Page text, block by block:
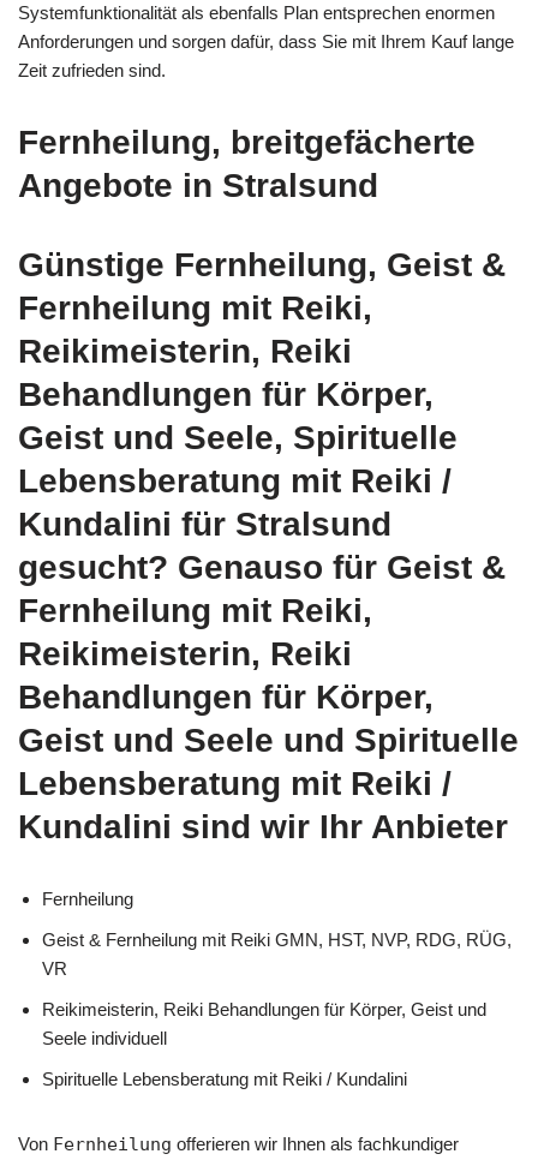
Systemfunktionalität als ebenfalls Plan entsprechen enormen
Anforderungen und sorgen dafür, dass Sie mit Ihrem Kauf lange
Zeit zufrieden sind.
Fernheilung, breitgefächerte
Angebote in Stralsund
Günstige Fernheilung, Geist &
Fernheilung mit Reiki,
Reikimeisterin, Reiki
Behandlungen für Körper,
Geist und Seele, Spirituelle
Lebensberatung mit Reiki /
Kundalini für Stralsund
gesucht? Genauso für Geist &
Fernheilung mit Reiki,
Reikimeisterin, Reiki
Behandlungen für Körper,
Geist und Seele und Spirituelle
Lebensberatung mit Reiki /
Kundalini sind wir Ihr Anbieter
Fernheilung
Geist & Fernheilung mit Reiki GMN, HST, NVP, RDG, RÜG,
VR
Reikimeisterin, Reiki Behandlungen für Körper, Geist und
Seele individuell
Spirituelle Lebensberatung mit Reiki / Kundalini
Von Fernheilung offerieren wir Ihnen als fachkundiger